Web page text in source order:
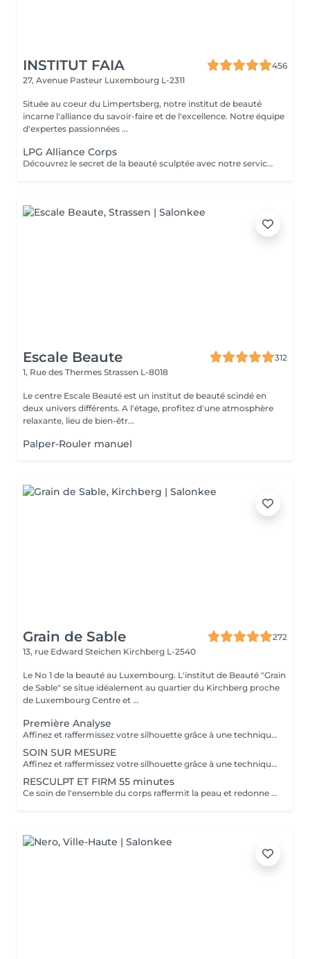
INSTITUT FAIA
456
27, Avenue Pasteur Luxembourg L-2311
Située au coeur du Limpertsberg, notre institut de beauté
incarne l'alliance du savoir-faire et de l'excellence. Notre équipe
d'expertes passionnées ...
LPG Alliance Corps
Découvrez le secret de la beauté sculptée avec notre service LPG Endermologie. Cette technologie de pointe est votre alliée pour une silhouette redessinée et une peau radieuse. Les soins Endermologie stimulent naturellement la production de collagène et d'élastine, réduisent l'aspect de la cellulite et raffermissent votre peau. Les résultats sont visibles dès les premières séances, vous laissant avec une confiance et une élégance accrues. Révélez votre beauté intérieure avec une silhouette plus harmonieuse. Optez pour le bien-être et la beauté, choisissez LPG Endermologie dès aujourd'hui.
Escale Beaute
312
1, Rue des Thermes Strassen L-8018
Le centre Escale Beauté est un institut de beauté scindé en
deux univers différents. A l'étage, profitez d'une atmosphère
relaxante, lieu de bien-êtr...
Palper-Rouler manuel
Grain de Sable
272
13, rue Edward Steichen Kirchberg L-2540
Le No 1 de la beauté au Luxembourg. L'institut de Beauté "Grain
de Sable" se situe idéalement au quartier du Kirchberg proche
de Luxembourg Centre et ...
Première Analyse
Affinez et raffermissez votre silhouette grâce à une technique de palper-rouler associée à un système d'aspiration. La dernière génération, le Cellu M6 INFINITY est un programme de soins basés sur la technique " Endermologie ", permettant de stimuler la circulation et les tissus de la peau en profondeur grâce à un système mécanique de palper-rouler. Associant confort et efficacité, cette technique, très proche d'un massage manuel, assouplit les tissus, améliore la circulation veineuse et lymphatique et permet une meilleure élimination des toxines. Les soins du corps Cellu M6 INFINITY permettent de : - déstocker les graisses - lisser la cellulite - raffermir la peau - retrouver des jambes légères
SOIN SUR MESURE
Affinez et raffermissez votre silhouette grâce à une technique de palper-rouler associée à un système d'aspiration. La dernière génération, le Cellu M6 INFINITY est un programme de soins basés sur la technique " Endermologie ", permettant de stimuler la circulation et les tissus de la peau en profondeur grâce à un système mécanique de palper-rouler. Associant confort et efficacité, cette technique, très proche d'un massage manuel, assouplit les tissus, améliore la circulation veineuse et lymphatique et permet une meilleure élimination des toxines. Les soins du corps Cellu M6 INFINITY permettent de : - déstocker les graisses - lisser la cellulite - raffermir la peau - retrouver des jambes légères
RESCULPT ET FIRM 55 minutes
Ce soin de l'ensemble du corps raffermit la peau et redonne du galbe aux courbes pour retrouver une silhouette resculptée et plus ferme tout en procurant un grand moment de bien-être.